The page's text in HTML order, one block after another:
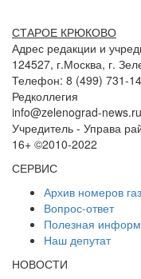
СТАРОЕ КРЮКОВО
Адрес редакции и
124527, г.Москва, г.
Телефон: 8 (499) 731-
Редколлегия
info@zelenograd-news.ru
Учредитель - Управа
16+ ©2010-2022
СЕРВИС
Архив номеров
Вопрос-ответ
Полезная
Наш депутат
НОВОСТИ